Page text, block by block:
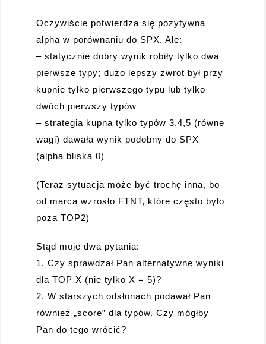
Oczywiście potwierdza się pozytywna
alpha w porównaniu do SPX. Ale:
– statycznie dobry wynik robiły tylko dwa
pierwsze typy; dużo lepszy zwrot był przy
kupnie tylko pierwszego typu lub tylko
dwóch pierwszy typów
– strategia kupna tylko typów 3,4,5 (równe
wagi) dawała wynik podobny do SPX
(alpha bliska 0)
(Teraz sytuacja może być trochę inna, bo
od marca wzrosło FTNT, które często było
poza TOP2)
Stąd moje dwa pytania:
1. Czy sprawdzał Pan alternatywne wyniki
dla TOP X (nie tylko X = 5)?
2. W starszych odsłonach podawał Pan
również „score” dla typów. Czy mógłby
Pan do tego wrócić?